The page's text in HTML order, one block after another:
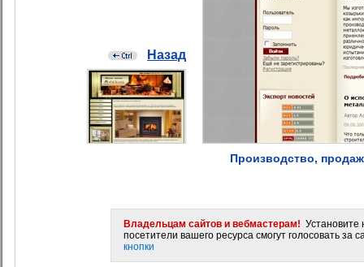
Назад
Производство,
Владельцам сайтов и вебмастерам! Установите
посетители вашего ресурса смогут голосовать за
кнопки